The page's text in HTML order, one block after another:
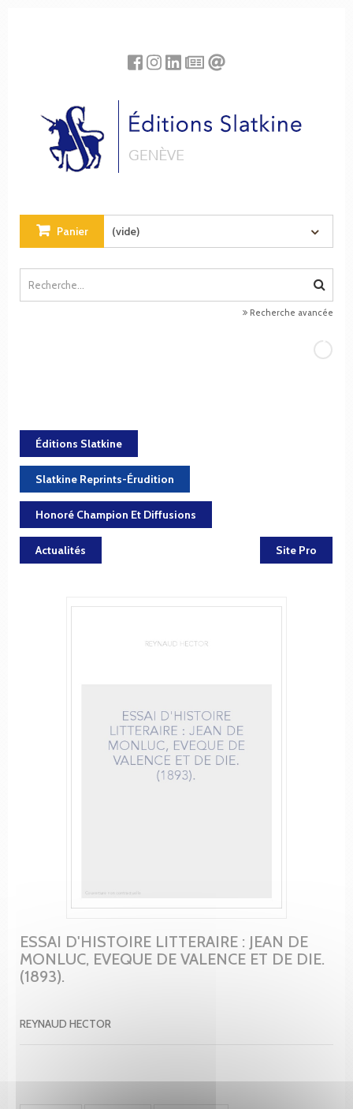
Panier (vide)
Recherche avancée
Éditions Slatkine
Slatkine Reprints-Érudition
Honoré Champion Et Diffusions
Actualités Site Pro
ESSAI D'HISTOIRE LITTERAIRE : JEAN DE
MONLUC, EVEQUE DE VALENCE ET DE DIE.
(1893).
REYNAUD HECTOR